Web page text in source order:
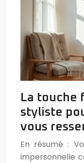
La touche
styliste
vous
En résumé :
impersonnelle